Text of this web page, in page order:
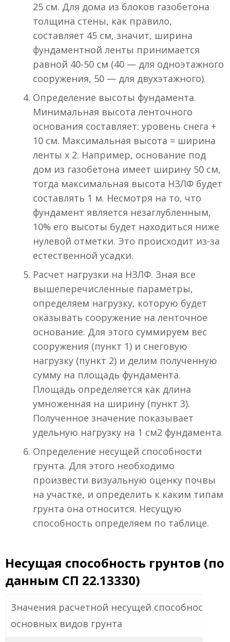
25 см. Для дома из блоков газобетона
толщина стены, как правило,
составляет 45 см, значит, ширина
фундаментной ленты принимается
равной 40-50 см (40 — для одноэтажного
сооружения, 50 — для двухэтажного).
Определение высоты фундамента.
Минимальная высота ленточного
основания составляет: уровень снега +
10 см. Максимальная высота = ширина
ленты х 2. Например, основание под
дом из газобетона имеет ширину 50 см,
тогда максимальная высота НЗЛФ будет
составлять 1 м. Несмотря на то, что
фундамент является незаглубленным,
10% его высоты будет находиться ниже
нулевой отметки. Это происходит из-за
естественной усадки.
Расчет нагрузки на НЗЛФ. Зная все
вышеперечисленные параметры,
определяем нагрузку, которую будет
оказывать сооружение на ленточное
основание. Для этого суммируем вес
сооружения (пункт 1) и снеговую
нагрузку (пункт 2) и делим полученную
сумму на площадь фундамента.
Площадь определяется как длина
умноженная на ширину (пункт 3).
Полученное значение показывает
удельную нагрузку на 1 см2 фундамента.
Определение несущей способности
грунта. Для этого необходимо
произвести визуальную оценку почвы
на участке, и определить к каким типам
грунта она относится. Несущую
способность определяем по таблице.
Несущая способность грунтов (по
данным СП 22.13330)
Значения расчетной несущей способности
основных видов грунта